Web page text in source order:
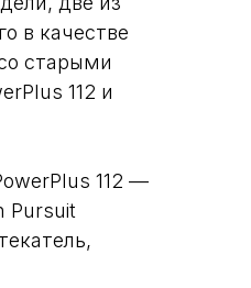
в качестве
старыми
112 и
112 —
Pursuit